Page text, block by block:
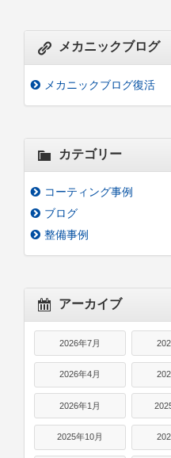
メカニックブログ
メカニックブログ復活
カテゴリー
コーティング事例
ブログ
整備事例
アーカイブ
2026年7月
2026年4月
2026年1月
2025年10月